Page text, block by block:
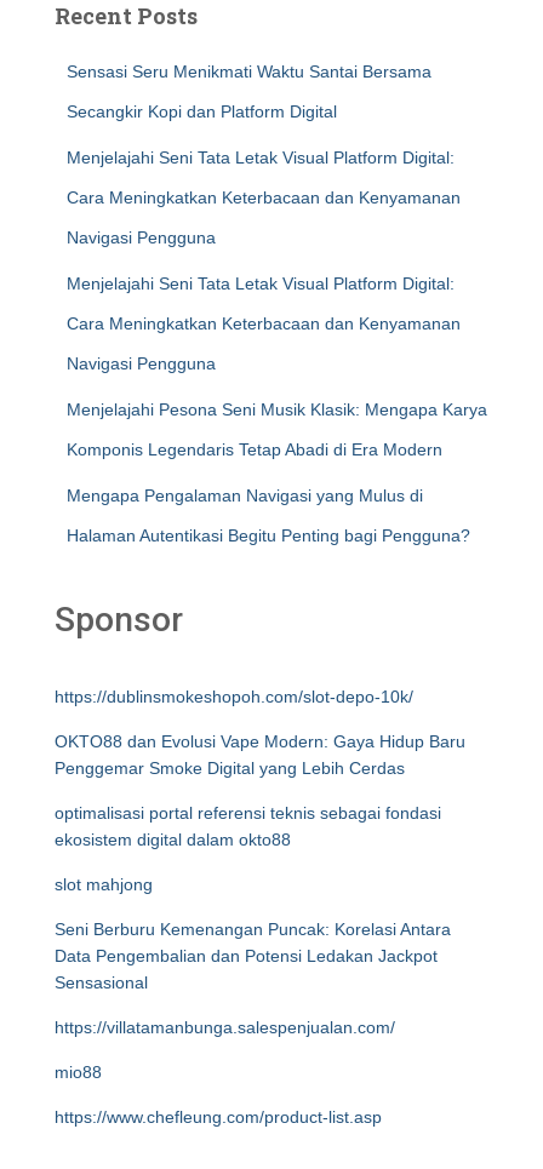
Recent Posts
Sensasi Seru Menikmati Waktu Santai Bersama
Secangkir Kopi dan Platform Digital
Menjelajahi Seni Tata Letak Visual Platform Digital:
Cara Meningkatkan Keterbacaan dan Kenyamanan
Navigasi Pengguna
Menjelajahi Seni Tata Letak Visual Platform Digital:
Cara Meningkatkan Keterbacaan dan Kenyamanan
Navigasi Pengguna
Menjelajahi Pesona Seni Musik Klasik: Mengapa Karya
Komponis Legendaris Tetap Abadi di Era Modern
Mengapa Pengalaman Navigasi yang Mulus di
Halaman Autentikasi Begitu Penting bagi Pengguna?
Sponsor
https://dublinsmokeshopoh.com/slot-depo-10k/
OKTO88 dan Evolusi Vape Modern: Gaya Hidup Baru
Penggemar Smoke Digital yang Lebih Cerdas
optimalisasi portal referensi teknis sebagai fondasi
ekosistem digital dalam okto88
slot mahjong
Seni Berburu Kemenangan Puncak: Korelasi Antara
Data Pengembalian dan Potensi Ledakan Jackpot
Sensasional
https://villatamanbunga.salespenjualan.com/
mio88
https://www.chefleung.com/product-list.asp